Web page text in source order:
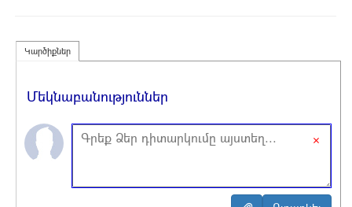
Կարծիքներ
Մեկնաբանություններ
×